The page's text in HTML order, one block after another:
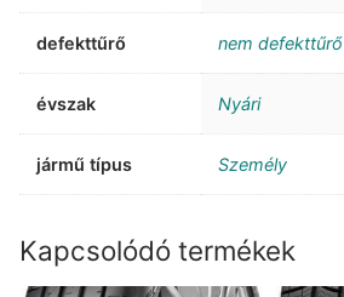
defekttűrő nem defekttűrő
évszak Nyári
jármű típus Személy
Kapcsolódó termékek